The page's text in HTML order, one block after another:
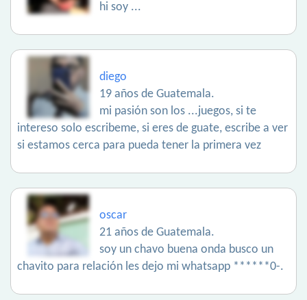
hi soy ...
diego
19 años de Guatemala.
mi pasión son los ...juegos, si te
intereso solo escribeme, si eres de guate, escribe a ver
si estamos cerca para pueda tener la primera vez
oscar
21 años de Guatemala.
soy un chavo buena onda busco un
chavito para relación les dejo mi whatsapp ******0-.